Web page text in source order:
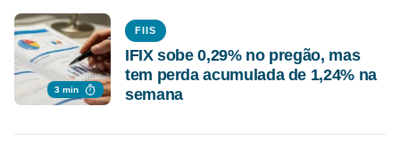
3 min
FIIS
IFIX sobe 0,29% no pregão, mas
tem perda acumulada de 1,24% na
semana